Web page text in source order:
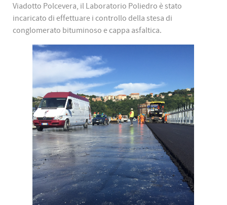
Viadotto Polcevera, il Laboratorio Poliedro è stato
incaricato di effettuare i controllo della stesa di
conglomerato bituminoso e cappa asfaltica.